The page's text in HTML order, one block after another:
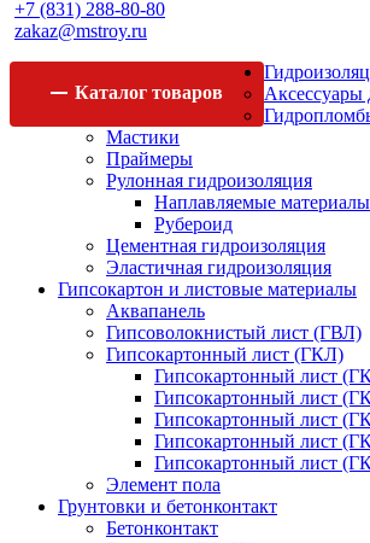
+7 (831) 288-80-80
zakaz@mstroy.ru
Каталог товаров
Аксессуары
Мастики
Праймеры
Рулонная гидроизоляция
Наплавляемые материалы
Рубероид
Цементная гидроизоляция
Эластичная гидроизоляция
Гипсокартон и листовые материалы
Аквапанель
Гипсоволокнистый лист (ГВЛ)
Гипсокартонный лист (ГКЛ)
Гипсокартонный лист
Гипсокартонный лист
Гипсокартонный лист
Гипсокартонный лист
Гипсокартонный лист
Элемент пола
Грунтовки и бетонконтакт
Бетонконтакт